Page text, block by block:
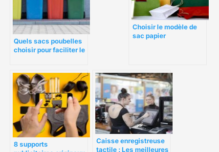
Quels sacs poubelles
choisir pour faciliter le
Choisir le modèle de
sac papier
8 supports
Caisse enregistreuse
tactile : Les meilleures